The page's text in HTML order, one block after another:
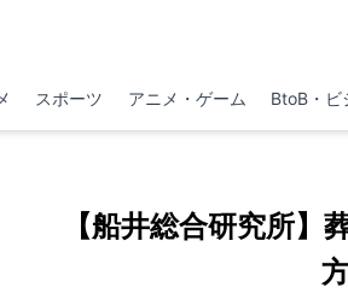
スポーツ アニメ・ゲーム BtoB・ビ
【船井総合研究所